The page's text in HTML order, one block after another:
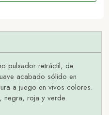
pulsador retráctil, de
acabado sólido en
a juego en vivos colores.
negra, roja y verde.